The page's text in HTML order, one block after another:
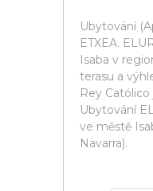
Ubytování
ETXEA.
Isaba v
terasu a
Rey
Ubytování
ve městě
Navarra).